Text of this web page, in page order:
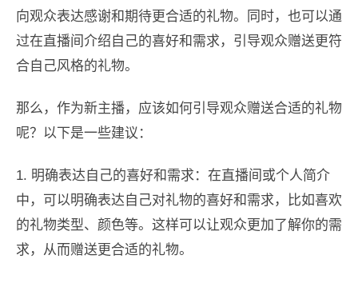
向观众表达感谢和期待更合适的礼物。同时，也可以通
过在直播间介绍自己的喜好和需求，引导观众赠送更符
合自己风格的礼物。
那么，作为新主播，应该如何引导观众赠送合适的礼物
呢？以下是一些建议：
1. 明确表达自己的喜好和需求：在直播间或个人简介
中，可以明确表达自己对礼物的喜好和需求，比如喜欢
的礼物类型、颜色等。这样可以让观众更加了解你的需
求，从而赠送更合适的礼物。